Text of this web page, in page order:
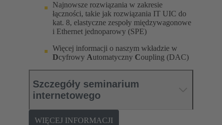
Najnowsze rozwiązania w zakresie
łączności, takie jak rozwiązania IT UIC do
kat. 8, elastyczne zespoły międzywagonowe
i Ethernet jednoparowy (SPE)
Więcej informacji o naszym wkładzie w
Dcyfrowy Automatyczny Coupling (DAC)
Szczegóły seminarium
internetowego
WIĘCEJ INFORMACJI